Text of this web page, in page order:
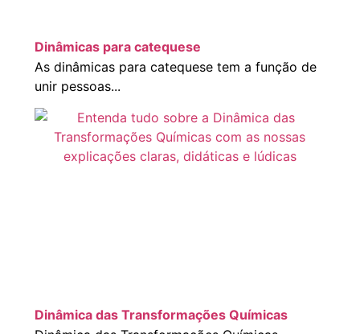
Dinâmicas para catequese
As dinâmicas para catequese tem a função de
unir pessoas...
Dinâmica das Transformações Químicas